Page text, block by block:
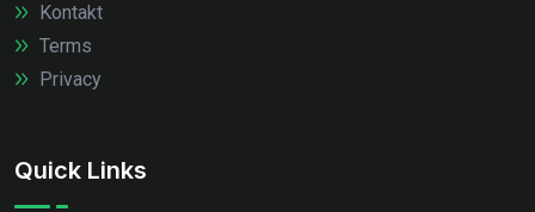
Kontakt
Terms
Privacy
Quick Links